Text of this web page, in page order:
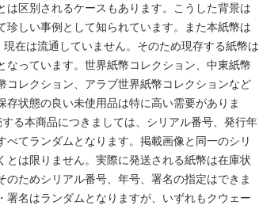
は区別されるケースもあります。こうした背景は
珍しい事例として知られています。また本紙幣は
在は流通していません。そのため現存する紙幣は
なっています。世界紙幣コレクション、中東紙幣
コレクション、アラブ世界紙幣コレクションなど
存状態の良い未使用品は特に高い需要がありま
る本商品につきましては、シリアル番号、発行年
べてランダムとなります。掲載画像と同一のシリ
とは限りません。実際に発送される紙幣は在庫状
のためシリアル番号、年号、署名の指定はできま
署名はランダムとなりますが、いずれもクウェー